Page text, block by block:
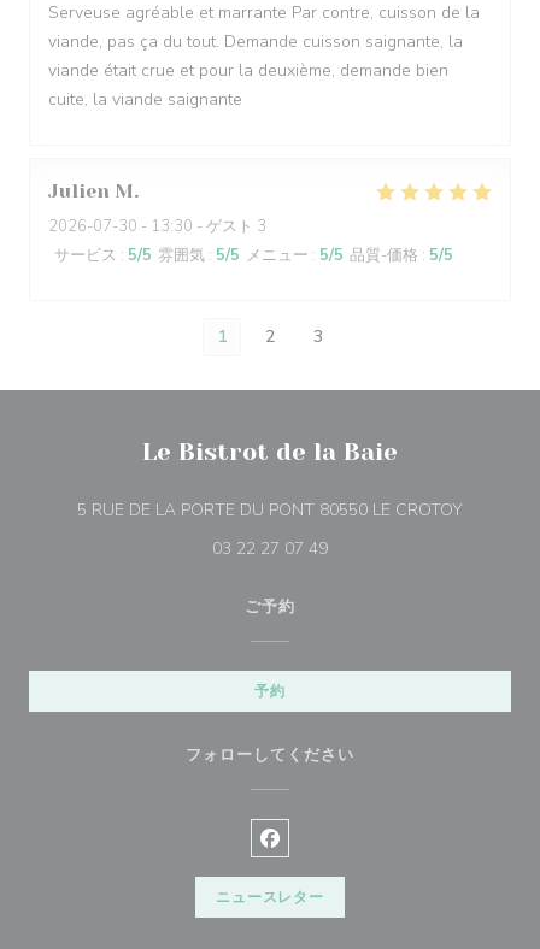
Serveuse agréable et marrante Par contre, cuisson de la
viande, pas ça du tout. Demande cuisson saignante, la
viande était crue et pour la deuxième, demande bien
cuite, la viande saignante
Julien M
2026-07-30 - 13:30 - ゲスト 3
サービス : 5/5 雰囲気 : 5/5 メニュー : 5/5 品質-価格 : 5/5
1 2 3
Le Bistrot de la Baie
5 RUE DE LA PORTE DU PONT 80550 LE CROTOY((新しい
03 22 27 07 49
ご予約
予約
フォローしてください
Facebook ((新しいウィンドウ
ニュースレター